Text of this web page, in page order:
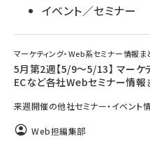
イベント／セミナー
マーケティング・Web系セミナー情報ま
5月第2週【5/9～5/13】 マーケテ
ECなど各社Webセミナー情報
来週開催の他社セミナー・イベン
Web担編集部